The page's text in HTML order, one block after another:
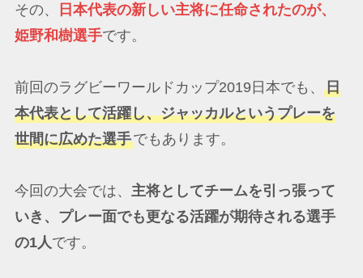
その、
日本代表の新しい主将に任命されたのが、
姫野和樹選手です。
前回のラグビーワールドカップ2019日本でも、 日
本代表として活躍し、ジャッカルというプレーを
世間に広めた選手でもあります。
今回の大会では、 主将としてチームを引っ張って
いき、プレー面でも更なる活躍が期待される選手
の1人 です。